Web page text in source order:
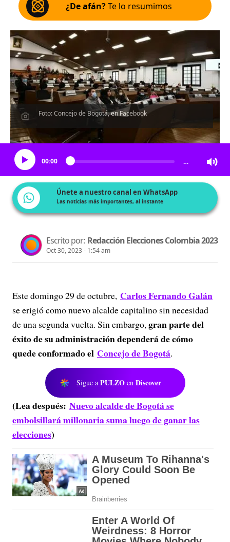
¿De afán?Te lo resumimos
Foto: Concejo de Bogotá, en Facebook
Escucha el artículo
00:00 …
Únete a nuestro canal en WhatsApp
Las noticias más importantes, al instante
Escrito por: Redacción Elecciones Colombia 2023
Oct 30, 2023 - 1:54 am
Este domingo 29 de octubre, Carlos Fernando Galán
se erigió como nuevo alcalde capitalino sin necesidad
de una segunda vuelta. Sin embargo,gran parte del
éxito de su administración dependerá de cómo
quede conformado el Concejo de Bogotá.
Sigue a PULZO en Discover
(Lea después: Nuevo alcalde de Bogotá se
embolsillará millonaria suma luego de ganar las
elecciones)